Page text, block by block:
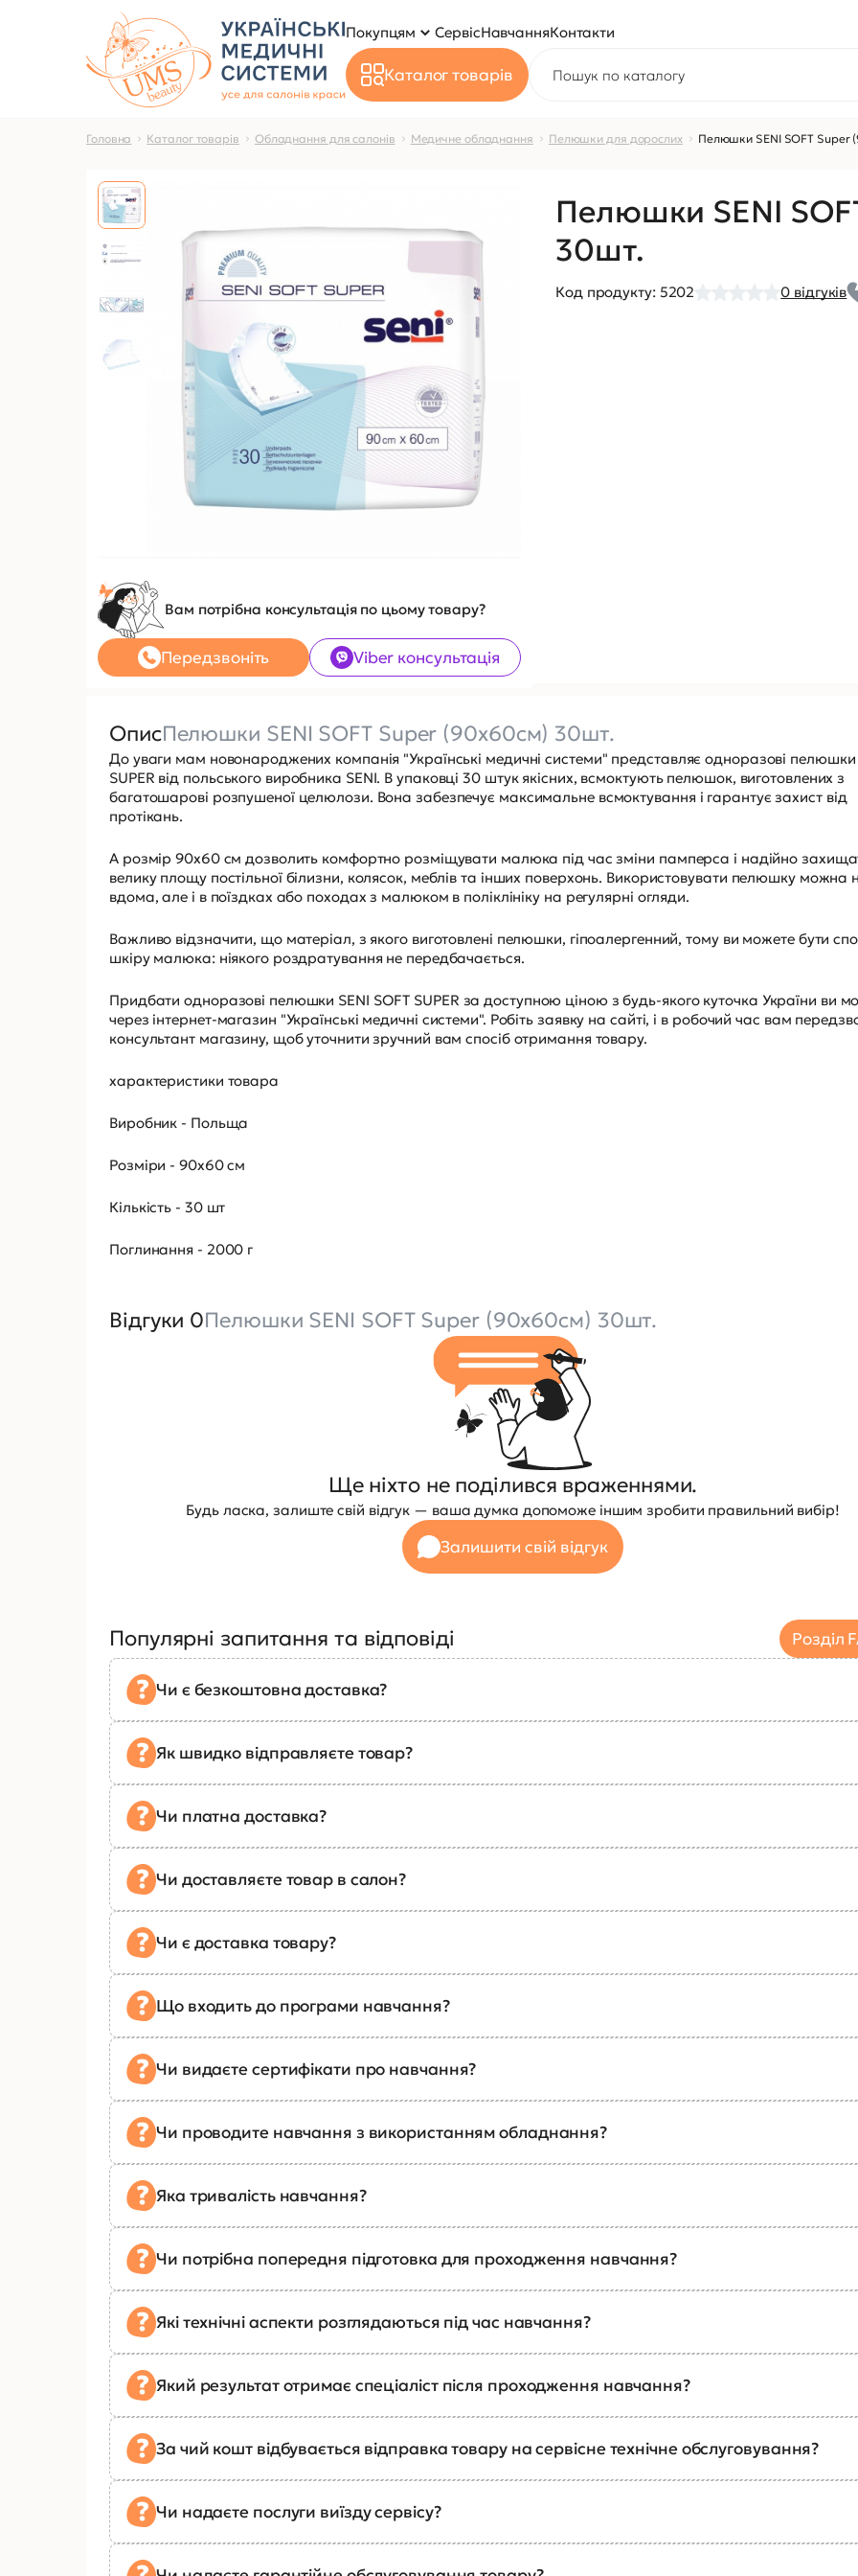
Покупцям СервісНавчанняКонтакти
Каталог товарів
Головна Каталог товарів Обладнання для салонів Медичне обладнання Пелюшки для дорослих Пелюшки SENI SOFT Super
Вам потрібна консультація по цьому товару?
Передзвоніть Viber консультація
Пелюшки SENI
30шт.
Код продукту: 5202 0 відгуків
ОписПелюшки SENI SOFT Super (90х60см) 30шт.
До уваги мам новонароджених компанія "Українські медичні системи" представляє одноразові пелюшки
SUPER від польського виробника SENI. В упаковці 30 штук якісних, всмоктують пелюшок, виготовлених з
багатошарові розпушеної целюлози. Вона забезпечує максимальне всмоктування і гарантує захист від
протікань.
А розмір 90х60 см дозволить комфортно розміщувати малюка під час зміни памперса і надійно
велику площу постільної білизни, колясок, меблів та інших поверхонь. Використовувати пелюшку можна
вдома, але і в поїздках або походах з малюком в поліклініку на регулярні огляди.
Важливо відзначити, що матеріал, з якого виготовлені пелюшки, гіпоалергенний, тому ви можете бути
шкіру малюка: ніякого роздратування не передбачається.
Придбати одноразові пелюшки SENI SOFT SUPER за доступною ціною з будь-якого куточка України ви
через інтернет-магазин "Українські медичні системи". Робіть заявку на сайті, і в робочий час вам
консультант магазину, щоб уточнити зручний вам спосіб отримання товару.
характеристики товара
Виробник - Польща
Розміри - 90х60 см
Кількість - 30 шт
Поглинання - 2000 г
Відгуки 0Пелюшки SENI SOFT Super (90х60см) 30шт.
Ще ніхто не поділився враженнями.
Будь ласка, залиште свій відгук — ваша думка допоможе іншим зробити правильний вибір!
Залишити свій відгук
Популярні запитання та відповіді Розділ
Чи є безкоштовна доставка?
Як швидко відправляєте товар?
Чи платна доставка?
Чи доставляєте товар в салон?
Чи є доставка товару?
Що входить до програми навчання?
Чи видаєте сертифікати про навчання?
Чи проводите навчання з використанням обладнання?
Яка тривалість навчання?
Чи потрібна попередня підготовка для проходження навчання?
Які технічні аспекти розглядаються під час навчання?
Який результат отримає спеціаліст після проходження навчання?
За чий кошт відбувається відправка товару на сервісне технічне обслуговування?
Чи надаєте послуги виїзду сервісу?